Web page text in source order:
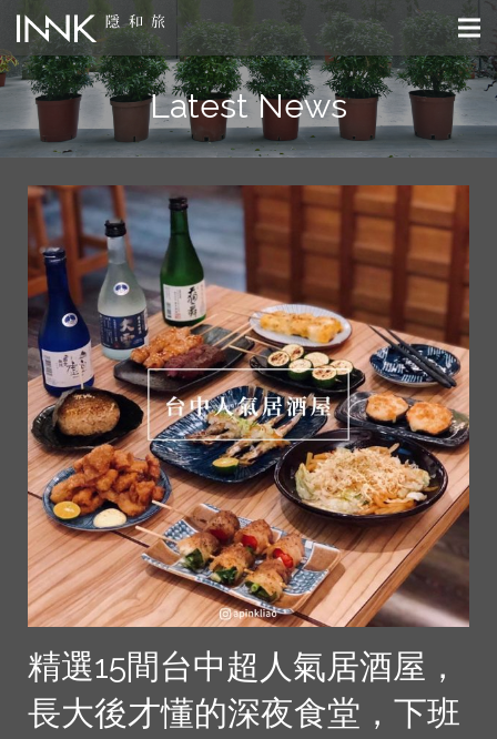
Latest News
精選15間台中超人氣居酒屋，
長大後才懂的深夜食堂，下班